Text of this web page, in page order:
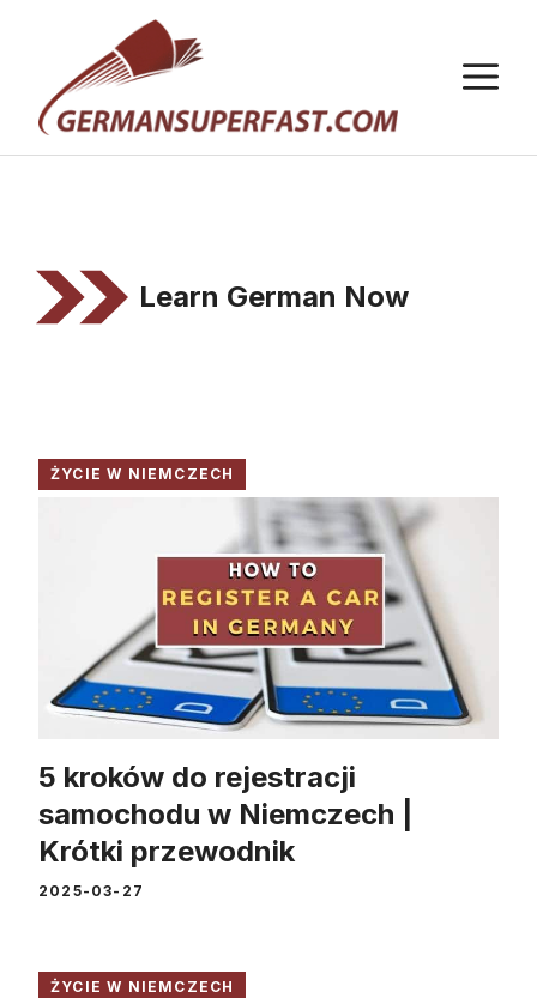
treści
Learn German Now
ŻYCIE W NIEMCZECH
5 kroków do rejestracji
samochodu w Niemczech |
Krótki przewodnik
2025-03-27
ŻYCIE W NIEMCZECH